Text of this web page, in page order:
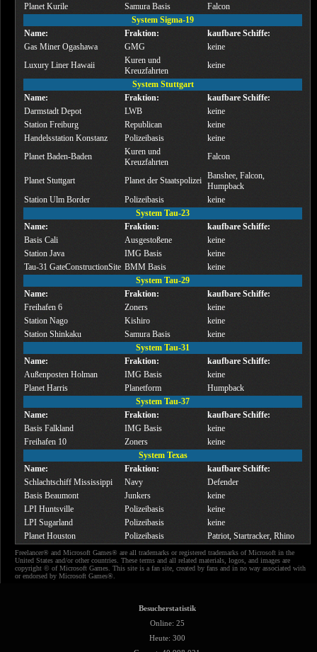
Planet Kurile
Samura Basis
Falcon
System Sigma-19
Name:
Fraktion:
kaufbare Schiffe:
Gas Miner Ogashawa
GMG
keine
Luxury Liner Hawaii
Kuren und
Kreuzfahrten
keine
System Stuttgart
Name:
Fraktion:
kaufbare Schiffe:
Darmstadt Depot
LWB
keine
Station Freiburg
Republican
keine
Handelsstation Konstanz
Polizeibasis
keine
Planet Baden-Baden
Kuren und
Kreuzfahrten
Falcon
Planet Stuttgart Planet der Staatspolizei Banshee, Falcon,
Humpback
Station Ulm Border
Polizeibasis
keine
System Tau-23
Name:
Fraktion:
kaufbare Schiffe:
Basis Cali
Ausgestoßene
keine
Station Java
IMG Basis
keine
Tau-31 GateConstructionSite BMM Basis
keine
System Tau-29
Name:
Fraktion:
kaufbare Schiffe:
Freihafen 6
Zoners
keine
Station Nago
Kishiro
keine
Station Shinkaku
Samura Basis
keine
System Tau-31
Name:
Fraktion:
kaufbare Schiffe:
Außenposten Holman
IMG Basis
keine
Planet Harris
Planetform
Humpback
System Tau-37
Name:
Fraktion:
kaufbare Schiffe:
Basis Falkland
IMG Basis
keine
Freihafen 10
Zoners
keine
System Texas
Name:
Fraktion:
kaufbare Schiffe:
Schlachtschiff Mississippi
Navy
Defender
Basis Beaumont
Junkers
keine
LPI Huntsville
Polizeibasis
keine
LPI Sugarland
Polizeibasis
keine
Planet Houston
Polizeibasis Patriot, Startracker, Rhino
Freelancer® and Microsoft Games® are all trademarks or registered trademarks of Microsoft in the
United States and/or other countries. These terms and all related materials, logos, and images are
copyright © of Microsoft Games. This site is a fan site, created by fans and in no way associated with
or endorsed by Microsoft Games®.
Besucherstatistik
Online: 25
Heute: 300